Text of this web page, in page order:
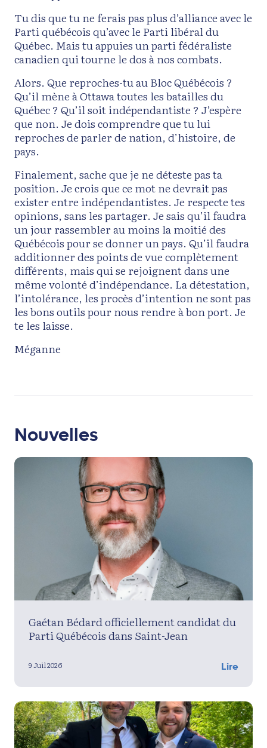
Tu dis que tu ne ferais pas plus d’alliance avec le
Parti québécois qu’avec le Parti libéral du
Québec. Mais tu appuies un parti fédéraliste
canadien qui tourne le dos à nos combats.
Alors. Que reproches-tu au Bloc Québécois ?
Qu’il mène à Ottawa toutes les batailles du
Québec ? Qu’il soit indépendantiste ? J’espère
que non. Je dois comprendre que tu lui
reproches de parler de nation, d’histoire, de
pays.
Finalement, sache que je ne déteste pas ta
position. Je crois que ce mot ne devrait pas
exister entre indépendantistes. Je respecte tes
opinions, sans les partager. Je sais qu’il faudra
un jour rassembler au moins la moitié des
Québécois pour se donner un pays. Qu’il faudra
additionner des points de vue complètement
différents, mais qui se rejoignent dans une
même volonté d’indépendance. La détestation,
l’intolérance, les procès d’intention ne sont pas
les bons outils pour nous rendre à bon port. Je
te les laisse.
Méganne
Nouvelles
Gaétan Bédard officiellement candidat du
Parti Québécois dans Saint-Jean
9 Juil 2026 Lire